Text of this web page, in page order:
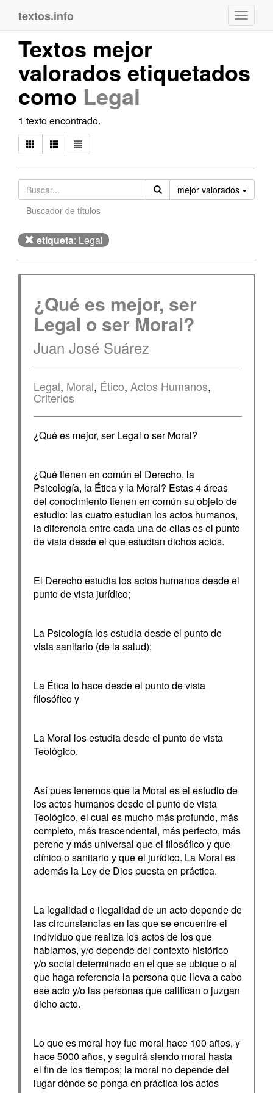
textos.info
Textos mejor
valorados etiquetados
como Legal
1 texto encontrado.
mejor valorados
Buscador de títulos
etiqueta: Legal
¿Qué es mejor, ser
Legal o ser Moral?
Juan José Suárez
Legal, Moral, Ético, Actos Humanos,
Criterios
¿Qué es mejor, ser Legal o ser Moral?
¿Qué tienen en común el Derecho, la
Psicología, la Ética y la Moral? Estas 4 áreas
del conocimiento tienen en común su objeto de
estudio: las cuatro estudian los actos humanos,
la diferencia entre cada una de ellas es el punto
de vista desde el que estudian dichos actos.
El Derecho estudia los actos humanos desde el
punto de vista jurídico;
La Psicología los estudia desde el punto de
vista sanitario (de la salud);
La Ética lo hace desde el punto de vista
filosófico y
La Moral los estudia desde el punto de vista
Teológico.
Así pues tenemos que la Moral es el estudio de
los actos humanos desde el punto de vista
Teológico, el cual es mucho más profundo, más
completo, más trascendental, más perfecto, más
perene y más universal que el filosófico y que
clínico o sanitario y que el jurídico. La Moral es
además la Ley de Dios puesta en práctica.
La legalidad o ilegalidad de un acto depende de
las circunstancias en las que se encuentre el
individuo que realiza los actos de los que
hablamos, y/o depende del contexto histórico
y/o social determinado en el que se ubique o al
que haga referencia la persona que lleva a cabo
ese acto y/o las personas que califican o juzgan
dicho acto.
Lo que es moral hoy fue moral hace 100 años, y
hace 5000 años, y seguirá siendo moral hasta
el fin de los tiempos; la moral no depende del
lugar dónde se ponga en práctica los actos